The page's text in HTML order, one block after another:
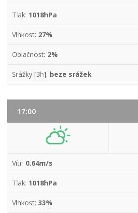
Tlak: 1018hPa
Vlhkost: 27%
Oblačnost: 2%
Srážky [3h]: beze srážek
17:00
Vítr: 0.64m/s
Tlak: 1018hPa
Vlhkost: 33%